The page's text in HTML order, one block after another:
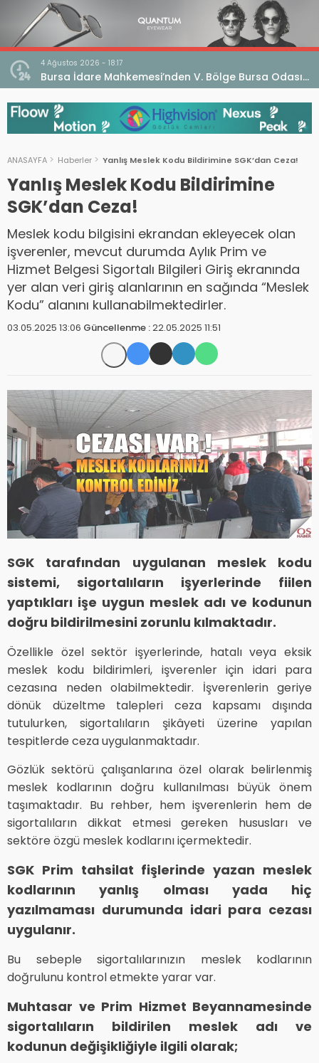
4 Ağustos 2026 - 18:17
Bursa İdare Mahkemesi’nden V. Bölge Bursa Odası
Genel Kurulu Hakkında İptal Kararı
ANASAYFA Haberler Yanlış Meslek Kodu Bildirimine SGK’dan Ceza!
Yanlış Meslek Kodu Bildirimine
SGK’dan Ceza!
Meslek kodu bilgisini ekrandan ekleyecek olan
işverenler, mevcut durumda Aylık Prim ve
Hizmet Belgesi Sigortalı Bilgileri Giriş ekranında
yer alan veri giriş alanlarının en sağında “Meslek
Kodu” alanını kullanabilmektedirler.
03.05.2025 13:06 Güncellenme :22.05.2025 11:51
SGK tarafından uygulanan meslek kodu
sistemi, sigortalıların işyerlerinde fiilen
yaptıkları işe uygun meslek adı ve kodunun
doğru bildirilmesini zorunlu kılmaktadır.
Özellikle özel sektör işyerlerinde, hatalı veya eksik
meslek kodu bildirimleri, işverenler için idari para
cezasına neden olabilmektedir. İşverenlerin geriye
dönük düzeltme talepleri ceza kapsamı dışında
tutulurken, sigortalıların şikâyeti üzerine yapılan
tespitlerde ceza uygulanmaktadır.
Gözlük sektörü çalışanlarına özel olarak belirlenmiş
meslek kodlarının doğru kullanılması büyük önem
taşımaktadır. Bu rehber, hem işverenlerin hem de
sigortalıların dikkat etmesi gereken hususları ve
sektöre özgü meslek kodlarını içermektedir.
SGK Prim tahsilat fişlerinde yazan meslek
kodlarının yanlış olması yada hiç
yazılmaması durumunda idari para cezası
uygulanır.
Bu sebeple sigortalılarınızın meslek kodlarının
doğrulunu kontrol etmekte yarar var.
Muhtasar ve Prim Hizmet Beyannamesinde
sigortalıların bildirilen meslek adı ve
kodunun değişikliğiyle ilgili olarak;